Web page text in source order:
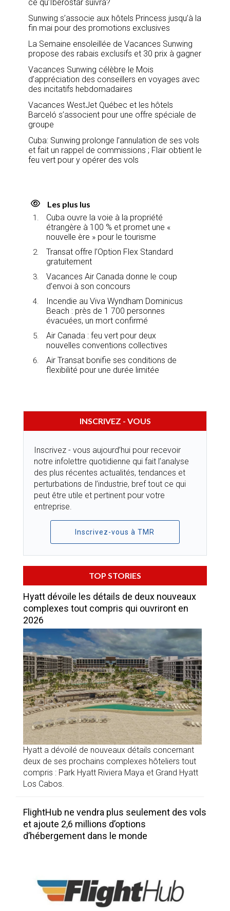
ce qu’Iberostar suivra?
Sunwing s’associe aux hôtels Princess jusqu’à la
fin mai pour des promotions exclusives
La Semaine ensoleillée de Vacances Sunwing
propose des rabais exclusifs et 30 prix à gagner
Vacances Sunwing célèbre le Mois
d’appréciation des conseillers en voyages avec
des incitatifs hebdomadaires
Vacances WestJet Québec et les hôtels
Barceló s’associent pour une offre spéciale de
groupe
Cuba: Sunwing prolonge l’annulation de ses vols
et fait un rappel de commissions ; Flair obtient le
feu vert pour y opérer des vols
Les plus lus
Cuba ouvre la voie à la propriété
étrangère à 100 % et promet une «
nouvelle ère » pour le tourisme
Transat offre l’Option Flex Standard
gratuitement
Vacances Air Canada donne le coup
d’envoi à son concours
Incendie au Viva Wyndham Dominicus
Beach : près de 1 700 personnes
évacuées, un mort confirmé
Air Canada : feu vert pour deux
nouvelles conventions collectives
Air Transat bonifie ses conditions de
flexibilité pour une durée limitée
INSCRIVEZ - VOUS
Inscrivez - vous aujourd’hui pour recevoir
notre infolettre quotidienne qui fait l’analyse
des plus récentes actualités, tendances et
perturbations de l’industrie, bref tout ce qui
peut être utile et pertinent pour votre
entreprise.
Inscrivez-vous à TMR
TOP STORIES
Hyatt dévoile les détails de deux nouveaux
complexes tout compris qui ouvriront en
2026
Hyatt a dévoilé de nouveaux détails concernant
deux de ses prochains complexes hôteliers tout
compris : Park Hyatt Riviera Maya et Grand Hyatt
Los Cabos.
FlightHub ne vendra plus seulement des vols
et ajoute 2,6 millions d’options
d’hébergement dans le monde